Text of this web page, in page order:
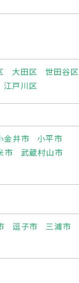
大田区
世田谷区
江戸川区
金井市
小平市
市
武蔵村山市
逗子市
三浦市